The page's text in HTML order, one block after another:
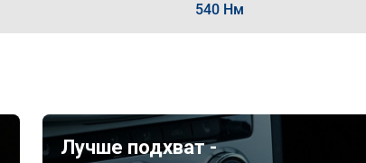
540 Нм
Лучше подхват -